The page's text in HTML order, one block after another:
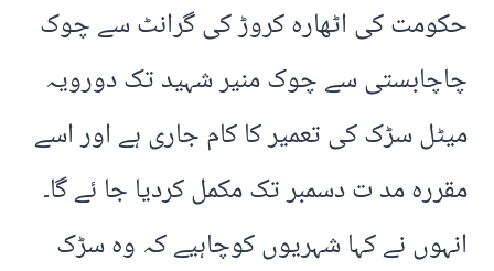
حکومت کی اٹھارہ کروڑ کی گرانٹ سے چوک
چاچابستی سے چوک منیر شہید تک دورویہ
میٹل سڑک کی تعمیر کا کام جاری ہے اور اسے
مقررہ مد ت دسمبر تک مکمل کردیا جا ئے گا۔
انہوں نے کہا شہریوں کوچاہیے کہ وہ سڑک